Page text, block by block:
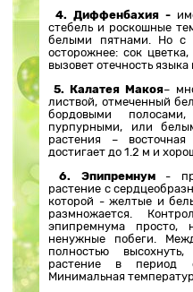
4. Диффенбахия -
стебель и роскошные
белыми пятнами. Но с
осторожнее: сок
вызовет отечность языка
5. Калатея Макоя–
листвой, отмеченный
бордовыми
пурпурными, или
растения –
достигает до 1.2 м и
6.
Эпипремнум-
растение с
которой - желтые и
размножается.
эпипремнума просто,
ненужные побеги.
полностью
растение в период
Минимальная